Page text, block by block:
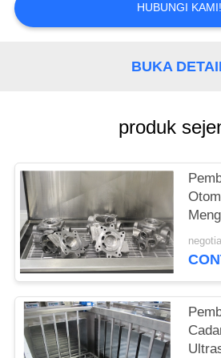
PERMINTAAN
POLICY
HUBUNGI KAMI!
BUKA
produk